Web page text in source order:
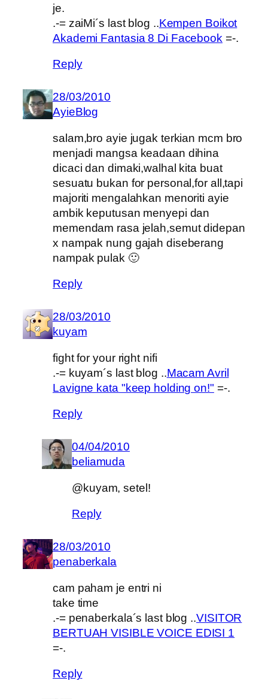
je.
.-= zaiMi´s last blog ..Kempen Boikot
Akademi Fantasia 8 Di Facebook =-.
Reply
28/03/2010
AyieBlog
salam,bro ayie jugak terkian mcm bro
menjadi mangsa keadaan dihina
dicaci dan dimaki,walhal kita buat
sesuatu bukan for personal,for all,tapi
majoriti mengalahkan menoriti ayie
ambik keputusan menyepi dan
memendam rasa jelah,semut didepan
x nampak nung gajah diseberang
nampak pulak 🙂
Reply
28/03/2010
kuyam
fight for your right nifi
.-= kuyam´s last blog ..Macam Avril
Lavigne kata "keep holding on!" =-.
Reply
04/04/2010
beliamuda
@kuyam, setel!
Reply
28/03/2010
penaberkala
cam paham je entri ni
take time
.-= penaberkala´s last blog ..VISITOR
BERTUAH VISIBLE VOICE EDISI 1
=-.
Reply